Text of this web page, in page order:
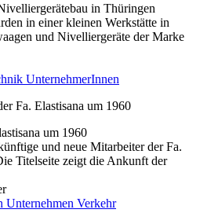
in Thüringen
in einer kleinen Werkstätte in
und Nivelliergeräte der Marke
UnternehmerInnen
um 1960
und neue Mitarbeiter der Fa.
Titelseite zeigt die Ankunft der
Unternehmen Verkehr